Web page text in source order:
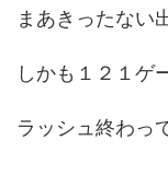
まあきったない
しかも１２１ゲ
ラッシュ終わっ